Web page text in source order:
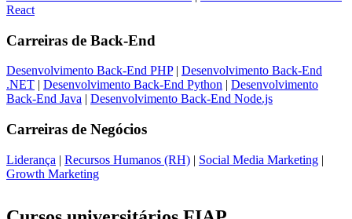
React
Carreiras de Back-End
Desenvolvimento Back-End PHP| Desenvolvimento Back-End
.NET | Desenvolvimento Back-End Python | Desenvolvimento
Back-End Java | Desenvolvimento Back-End Node.js
Carreiras de Negócios
Liderança | Recursos Humanos (RH) | Social Media Marketing |
Growth Marketing